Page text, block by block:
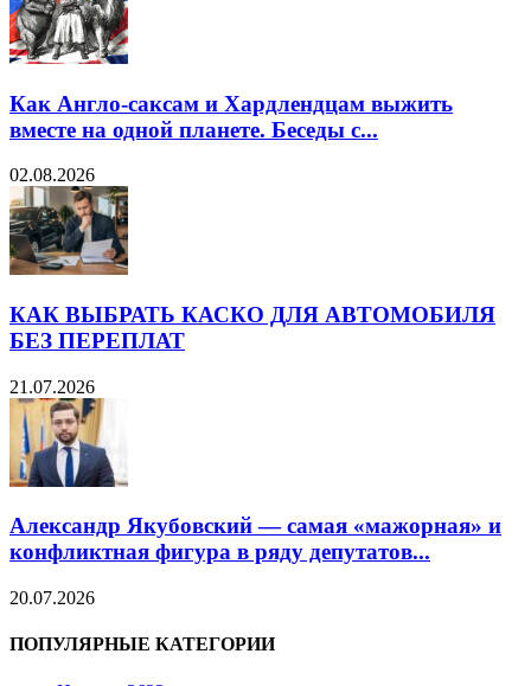
Как Англо-саксам и Хардлендцам выжить
вместе на одной планете. Беседы с...
02.08.2026
КАК ВЫБРАТЬ КАСКО ДЛЯ АВТОМОБИЛЯ
БЕЗ ПЕРЕПЛАТ
21.07.2026
Александр Якубовский — самая «мажорная» и
конфликтная фигура в ряду депутатов...
20.07.2026
ПОПУЛЯРНЫЕ КАТЕГОРИИ